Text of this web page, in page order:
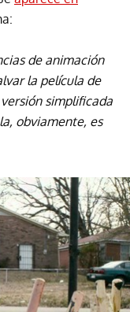
de animación
la película de
simplificada
obviamente, es